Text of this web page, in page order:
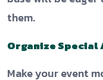
them.
Organize
Make your event